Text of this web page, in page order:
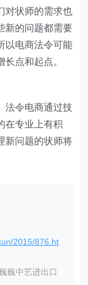
对状师的需求也
新的问题都需要
以电商法令可能
点和起点。
法令电商通过技
在专业上有积
新问题的状师将
2015/876.ht
巍中艺进出口